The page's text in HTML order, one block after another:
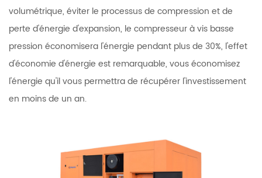
volumétrique, éviter le processus de compression et de
perte d'énergie d'expansion, le compresseur à vis basse
pression économisera l'énergie pendant plus de 30%, l'effet
d'économie d'énergie est remarquable, vous économisez
l'énergie qu'il vous permettra de récupérer l'investissement
en moins de un an.